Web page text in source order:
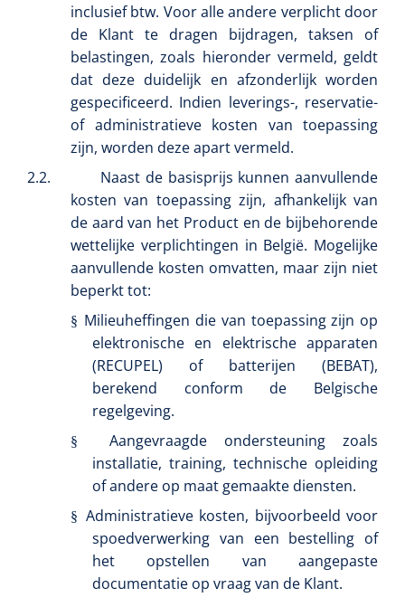
Transferhulpmiddelen
Glijzeilen
Draaischijven
inclusief btw. Voor alle andere verplicht door
de Klant te dragen bijdragen, taksen of
belastingen, zoals hieronder vermeld, geldt
dat deze duidelijk en afzonderlijk worden
gespecificeerd. Indien leverings-, reservatie-
of administratieve kosten van toepassing
zijn, worden deze apart vermeld.
2.2.
Naast de basisprijs kunnen aanvullende
kosten van toepassing zijn, afhankelijk van
de aard van het Product en de bijbehorende
wettelijke verplichtingen in België. Mogelijke
aanvullende kosten omvatten, maar zijn niet
beperkt tot:
§ Milieuheffingen die van toepassing zijn op
elektronische en elektrische apparaten
(RECUPEL) of batterijen (BEBAT),
berekend conform de Belgische
regelgeving.
§
Aangevraagde ondersteuning zoals
installatie, training, technische opleiding
of andere op maat gemaakte diensten.
§ Administratieve kosten, bijvoorbeeld voor
spoedverwerking van een bestelling of
het opstellen van aangepaste
documentatie op vraag van de Klant.